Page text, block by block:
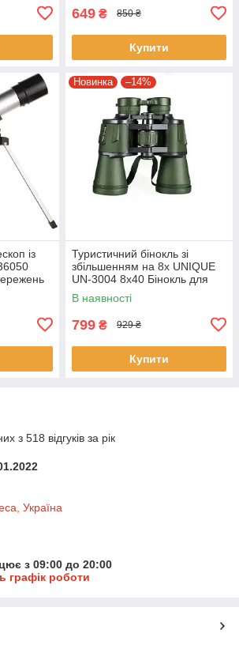
649 ₴ 850 ₴
Купити
із
Новинка –14%
Туристичний бінокль зі
збільшенням на 8x UNIQUE
UN-3004 8x40 Бінокль для
туризму та полювання
Зелений
В наявності
799 ₴ 929 ₴
Купити
з 518 відгуків за рік
Україна
з 09:00 до 20:00
графік роботи